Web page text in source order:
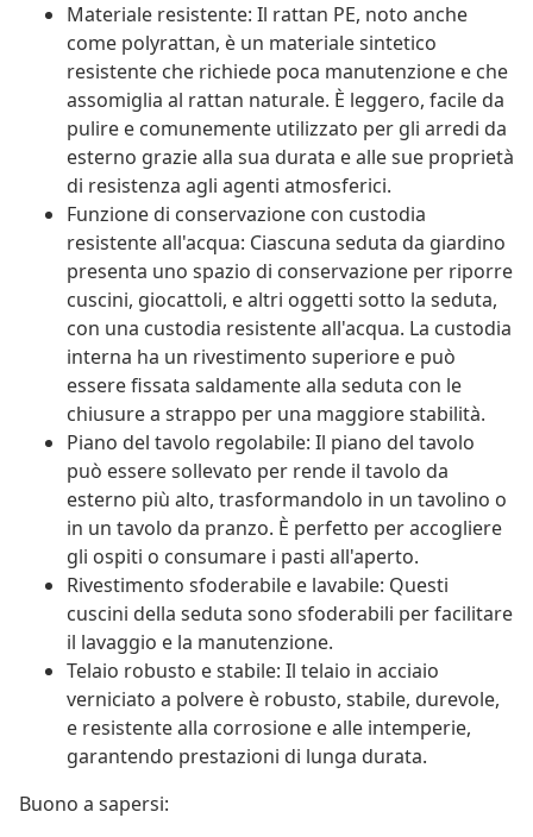
Materiale resistente: Il rattan PE, noto anche
come polyrattan, è un materiale sintetico
resistente che richiede poca manutenzione e che
assomiglia al rattan naturale. È leggero, facile da
pulire e comunemente utilizzato per gli arredi da
esterno grazie alla sua durata e alle sue proprietà
di resistenza agli agenti atmosferici.
Funzione di conservazione con custodia
resistente all'acqua: Ciascuna seduta da giardino
presenta uno spazio di conservazione per riporre
cuscini, giocattoli, e altri oggetti sotto la seduta,
con una custodia resistente all'acqua. La custodia
interna ha un rivestimento superiore e può
essere fissata saldamente alla seduta con le
chiusure a strappo per una maggiore stabilità.
Piano del tavolo regolabile: Il piano del tavolo
può essere sollevato per rende il tavolo da
esterno più alto, trasformandolo in un tavolino o
in un tavolo da pranzo. È perfetto per accogliere
gli ospiti o consumare i pasti all'aperto.
Rivestimento sfoderabile e lavabile: Questi
cuscini della seduta sono sfoderabili per facilitare
il lavaggio e la manutenzione.
Telaio robusto e stabile: Il telaio in acciaio
verniciato a polvere è robusto, stabile, durevole,
e resistente alla corrosione e alle intemperie,
garantendo prestazioni di lunga durata.
Buono a sapersi: